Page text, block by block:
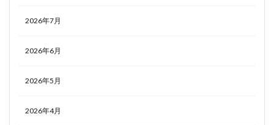
2026年7月
2026年6月
2026年5月
2026年4月